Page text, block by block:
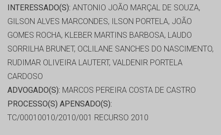
INTERESSADO(S): ANTONIO JOÃO MARÇAL DE SOUZA,
GILSON ALVES MARCONDES, ILSON PORTELA, JOÃO
GOMES ROCHA, KLEBER MARTINS BARBOSA, LAUDO
SORRILHA BRUNET, OCLILANE SANCHES DO NASCIMENTO,
RUDIMAR OLIVEIRA LAUTERT, VALDENIR PORTELA
CARDOSO
ADVOGADO(S): MARCOS PEREIRA COSTA DE CASTRO
PROCESSO(S) APENSADO(S):
TC/00010010/2010/001 RECURSO 2010